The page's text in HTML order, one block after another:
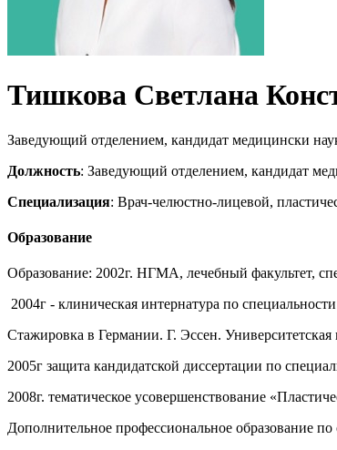
Тишкова Светлана
Заведующий отделением, кандидат медицински
Должность: Заведующий отделением, кандидат
Специализация: Врач-челюстно-лицевой,
Образование
Образование: 2002г. НГМА, лечебный факультет,
2004г - клиническая интернатура по
Стажировка в Германии. Г. Эссен. Университетская
2005г защита кандидатской диссертации по
2008г. тематическое усовершенствование
Дополнительное профессиональное образование